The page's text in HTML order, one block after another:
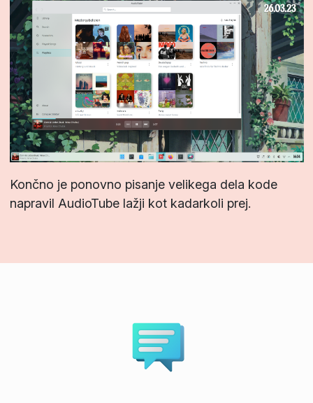
Končno je ponovno pisanje velikega dela kode
napravil AudioTube lažji kot kadarkoli prej.